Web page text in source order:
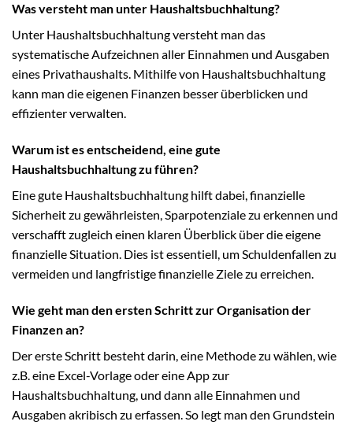
Was versteht man unter Haushaltsbuchhaltung?
Unter Haushaltsbuchhaltung versteht man das
systematische Aufzeichnen aller Einnahmen und Ausgaben
eines Privathaushalts. Mithilfe von Haushaltsbuchhaltung
kann man die eigenen Finanzen besser überblicken und
effizienter verwalten.
Warum ist es entscheidend, eine gute
Haushaltsbuchhaltung zu führen?
Eine gute Haushaltsbuchhaltung hilft dabei, finanzielle
Sicherheit zu gewährleisten, Sparpotenziale zu erkennen und
verschafft zugleich einen klaren Überblick über die eigene
finanzielle Situation. Dies ist essentiell, um Schuldenfallen zu
vermeiden und langfristige finanzielle Ziele zu erreichen.
Wie geht man den ersten Schritt zur Organisation der
Finanzen an?
Der erste Schritt besteht darin, eine Methode zu wählen, wie
z.B. eine Excel-Vorlage oder eine App zur
Haushaltsbuchhaltung, und dann alle Einnahmen und
Ausgaben akribisch zu erfassen. So legt man den Grundstein